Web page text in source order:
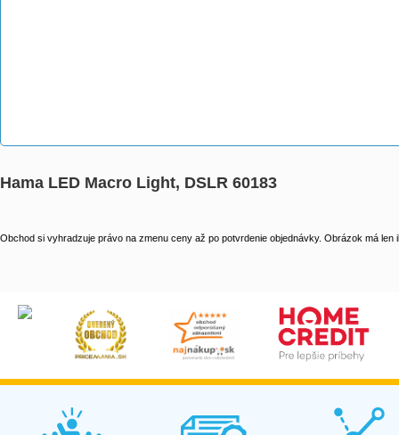
Hama LED Macro Light, DSLR 60183
Obchod si vyhradzuje právo na zmenu ceny až po potvrdenie objednávky. Obrázok má len